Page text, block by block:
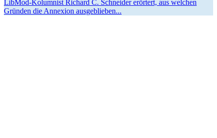
LibMod-Kolumnist Richard C. Schneider erörtert, aus welchen
Gründen die Annexion ausgeblieben...